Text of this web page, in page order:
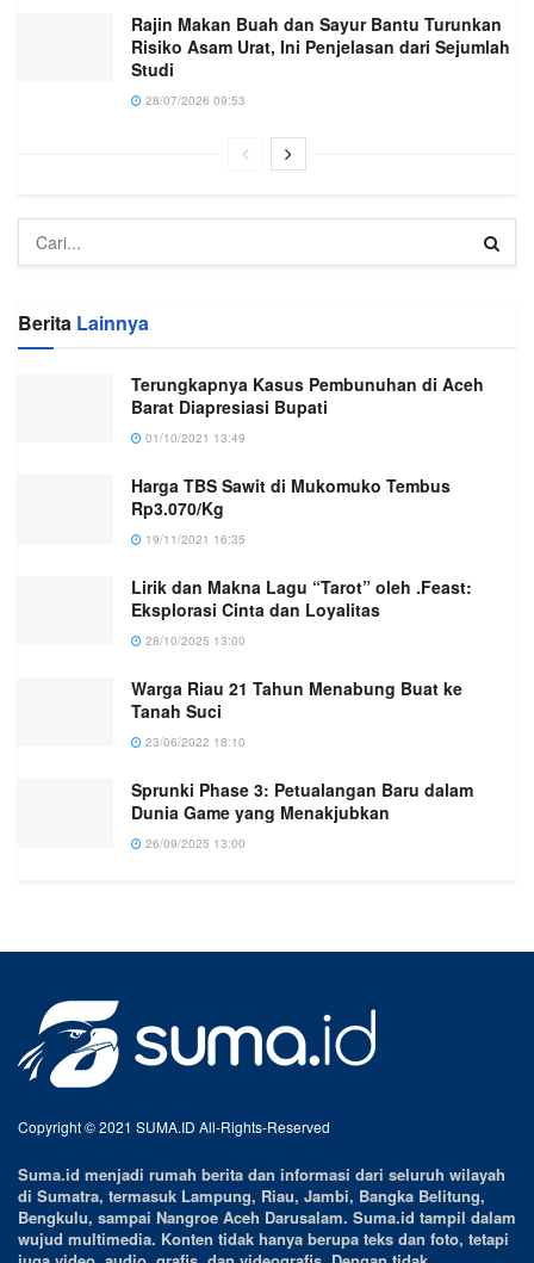
Rajin Makan Buah dan Sayur Bantu Turunkan
Risiko Asam Urat, Ini Penjelasan dari Sejumlah
Studi
28/07/2026 09:53
Berita Lainnya
Terungkapnya Kasus Pembunuhan di Aceh
Barat Diapresiasi Bupati
01/10/2021 13:49
Harga TBS Sawit di Mukomuko Tembus
Rp3.070/Kg
19/11/2021 16:35
Lirik dan Makna Lagu “Tarot” oleh .Feast:
Eksplorasi Cinta dan Loyalitas
28/10/2025 13:00
Warga Riau 21 Tahun Menabung Buat ke
Tanah Suci
23/06/2022 18:10
Sprunki Phase 3: Petualangan Baru dalam
Dunia Game yang Menakjubkan
26/09/2025 13:00
Copyright © 2021 SUMA.ID All-Rights-Reserved
Suma.id menjadi rumah berita dan informasi dari seluruh wilayah
di Sumatra, termasuk Lampung, Riau, Jambi, Bangka Belitung,
Bengkulu, sampai Nangroe Aceh Darusalam. Suma.id tampil dalam
wujud multimedia. Konten tidak hanya berupa teks dan foto, tetapi